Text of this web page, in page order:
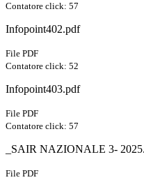
Contatore click: 57
Infopoint402.pdf
File PDF
Contatore click: 52
Infopoint403.pdf
File PDF
Contatore click: 57
_SAIR NAZIONALE 3-
File PDF